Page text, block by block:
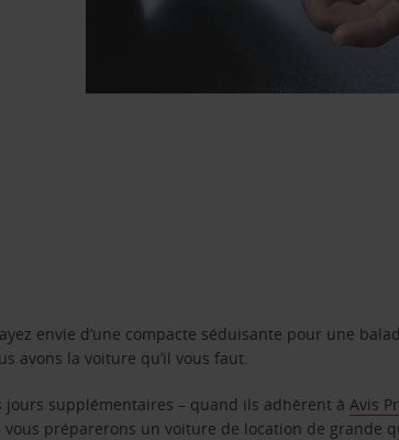
envie d’une compacte séduisante pour une
avons la voiture qu’il vous faut.
jours supplémentaires – quand ils adhèrent àAvis
préparerons un voiture de location de grande